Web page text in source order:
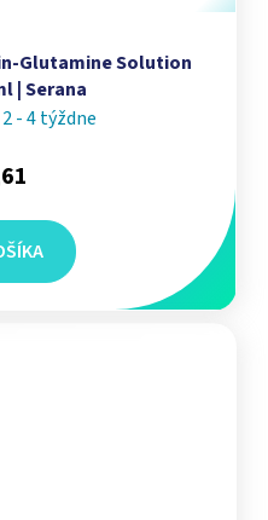
Glutamine Solution
| Serana
- 4 týždne